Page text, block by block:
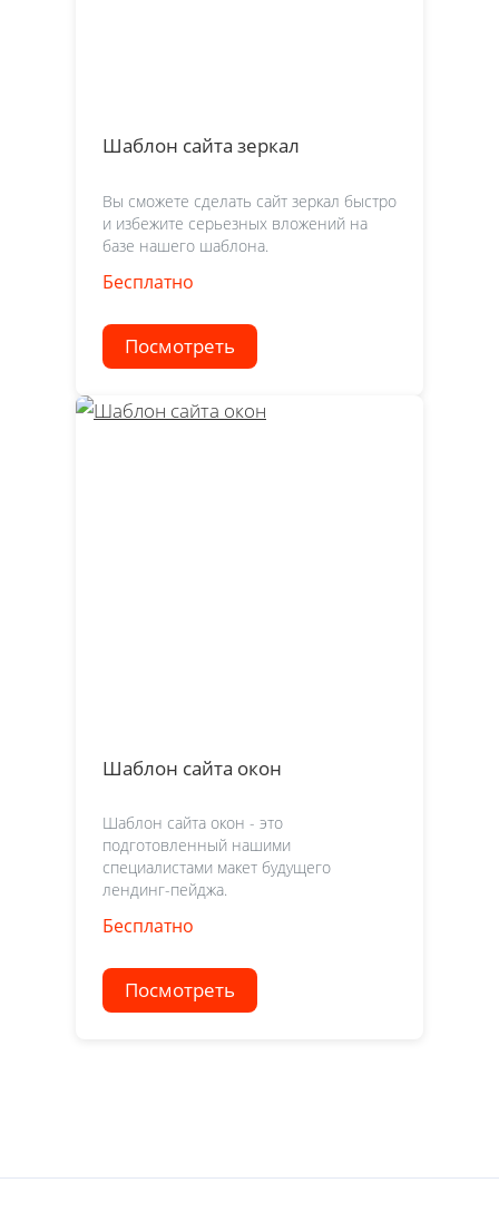
Шаблон сайта зеркал
Вы сможете сделать сайт зеркал быстро
и избежите серьезных вложений на
базе нашего шаблона.
Бесплатно
Посмотреть
Шаблон сайта окон
Шаблон сайта окон - это
подготовленный нашими
специалистами макет будущего
лендинг-пейджа.
Бесплатно
Посмотреть